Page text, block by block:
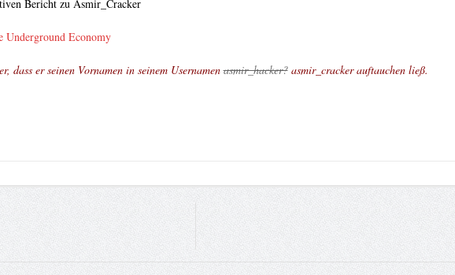
Bericht zu Asmir_Cracker
Underground Economy
dass er seinen Vornamen in seinem Usernamenasmir_hacker?asmir_cracker auftauchen ließ.